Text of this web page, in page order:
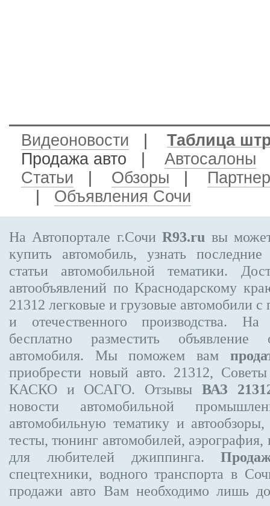
Видеоновости
Таблица
Продажа авто
Автосалоны
Статьи
Обзоры
Объявления Сочи
На Автопортале г.СочиR93.ru вы
купить автомобиль, узнать
статьи автомобильной тематики.
автообъявлений по Краснодарскому
21312 легковые и грузовые автомобили
и отечественного производства.
бесплатно разместить объявление о
автомобиля. Мы поможем вам
приобрести новый авто. 21312,
КАСКО и ОСАГО. Отзывы ВАЗ
новости автомобильной
автомобильную тематику и
тесты, тюнинг автомобилей,
для любителей джиппинга.
спецтехники, водного транспорта в
продажи авто Вам необходимо лишь